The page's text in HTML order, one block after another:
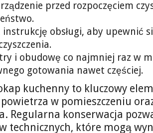
przed rozpoczęciem
instrukcję obsługi, aby upewnić
i obudowę co najmniej raz w
gotowania nawet częściej.
kuchenny to kluczowy
w pomieszczeniu
Regularna konserwacja
technicznych, które mogą